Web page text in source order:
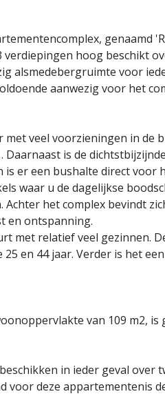
genaamd
hoog beschikt
alsmedebergruimte voor
aanwezig voor het
met veel voorzieningen in de
Daarnaast is de
er een bushalte direct voor
waar u de dagelijkse
het complex bevindt
en ontspanning.
met relatief veel gezinnen.
25 en 44 jaar. Verder is het
van 109 m2, is
in ieder geval over
voor deze appartementenis